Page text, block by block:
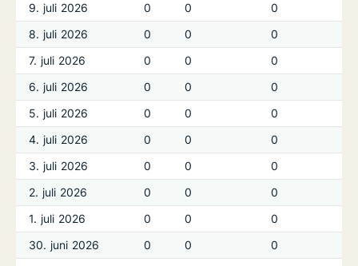
9. juli 2026
0 0
0
8. juli 2026
0 0
0
7. juli 2026
0 0
0
6. juli 2026
0 0
0
5. juli 2026
0 0
0
4. juli 2026
0 0
0
3. juli 2026
0 0
0
2. juli 2026
0 0
0
1. juli 2026
0 0
0
30. juni 2026
0 0
0